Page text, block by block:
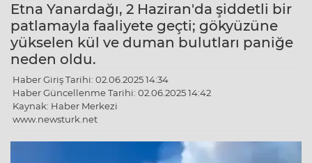
Etna Yanardağı, 2 Haziran'da şiddetli bir
patlamayla faaliyete geçti; gökyüzüne
yükselen kül ve duman bulutları paniğe
neden oldu.
Haber Giriş Tarihi: 02.06.2025 14:34
Haber Güncellenme Tarihi: 02.06.2025 14:42
Kaynak: Haber Merkezi
www.newsturk.net